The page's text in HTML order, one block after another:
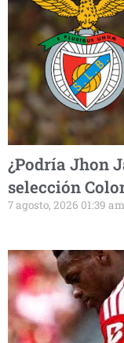
¿Podría Jhon
selección
7 agosto, 2026 01:39 am